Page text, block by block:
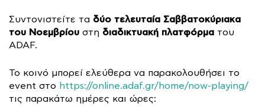
Συντονιστείτε τα δύο τελευταία Σαββατοκύριακα
του Νοεμβρίου στη διαδικτυακή πλατφόρμα του
ADAF.
Το κοινό μπορεί ελεύθερα να παρακολουθήσει το
event στο https://online.adaf.gr/home/now-playing/
τις παρακάτω ημέρες και ώρες: